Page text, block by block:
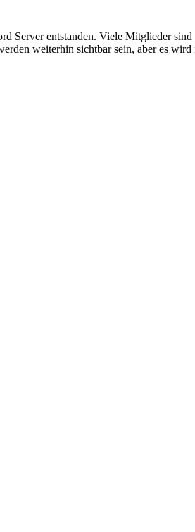
Server entstanden. Viele Mitglieder
weiterhin sichtbar sein, aber es